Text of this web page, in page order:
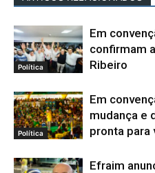
Política
Em
confirmam
Ribeiro
Política
Em
mudança e
pronta para
Efraim